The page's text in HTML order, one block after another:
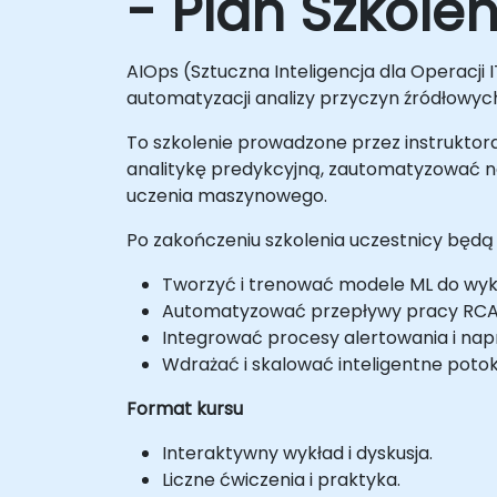
AIOps (Sztuczna Inteligencja dla
automatyzacji analizy przyczyn
To szkolenie prowadzone przez
analitykę predykcyjną, zautomatyzować
uczenia maszynowego.
Po zakończeniu szkolenia uczestnicy
Tworzyć i trenować modele ML do
Automatyzować przepływy pracy
Integrować procesy alertowania i
Wdrażać i skalować inteligentne
Format kursu
Interaktywny wykład i dyskusja.
Liczne ćwiczenia i praktyka.